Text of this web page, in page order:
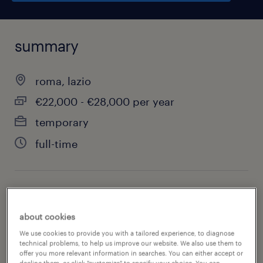
summary
roma, lazio
€22,000 - €28,000 per year
temporary
full-time
customer service & call center
about cookies
We use cookies to provide you with a tailored experience, to diagnose
technical problems, to help us improve our website. We also use them to
offer you more relevant information in searches. You can either accept or